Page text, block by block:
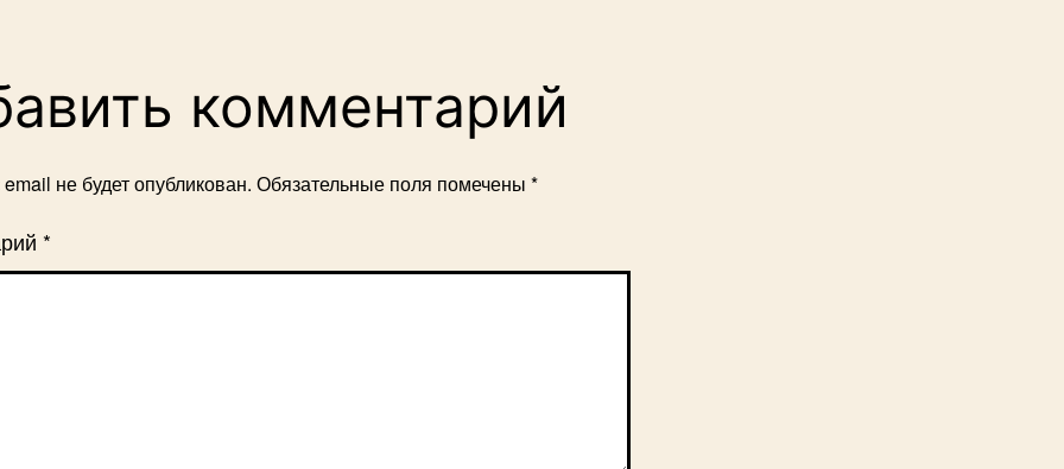
комментарий
не будет опубликован. Обязательные поля помечены *
*